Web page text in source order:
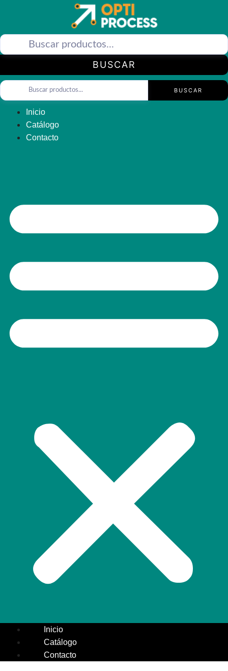
BUSCAR
BUSCAR
Inicio
Catálogo
Contacto
Inicio
Catálogo
Contacto